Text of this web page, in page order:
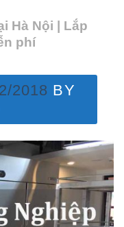
Hà Nội | Lắp
phí
2018 BY